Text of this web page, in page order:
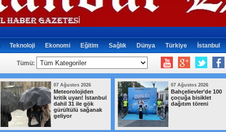
Teknoloji Ekonomi Eğitim Sağlık Dünya Türkiye İstanbul
Tümü:
07 Ağustos 2026
Meteorolojiden
kritik uyarı! İstanbul
dahil 31 ile gök
gürültülü sağanak
geliyor
07 Ağustos 2026
Bahçelievler’de 100
çocuğa bisiklet
dağıtım töreni